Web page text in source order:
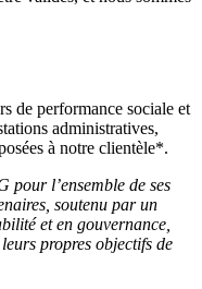
de performance sociale et
administratives,
à notre clientèle*.
pour l’ensemble de ses
soutenu par un
et en gouvernance,
propres objectifs de